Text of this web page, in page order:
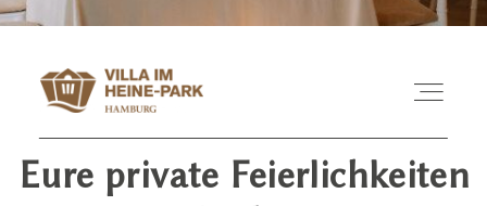
Eure private Feierlichkeiten